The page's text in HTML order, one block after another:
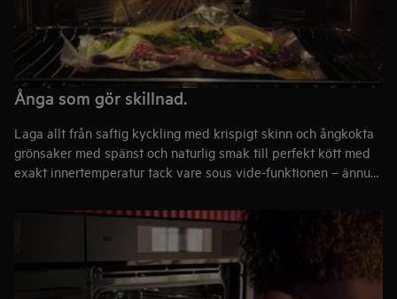
Ånga som gör skillnad.
Laga allt från saftig kyckling med krispigt skinn och ångkokta
grönsaker med spänst och naturlig smak till perfekt kött med
exakt innertemperatur tack vare sous vide-funktionen – ännu
justerbara ångnivåer och smarta funktioner som Steamify® får
du full kontroll och resultat i absolut toppklass.